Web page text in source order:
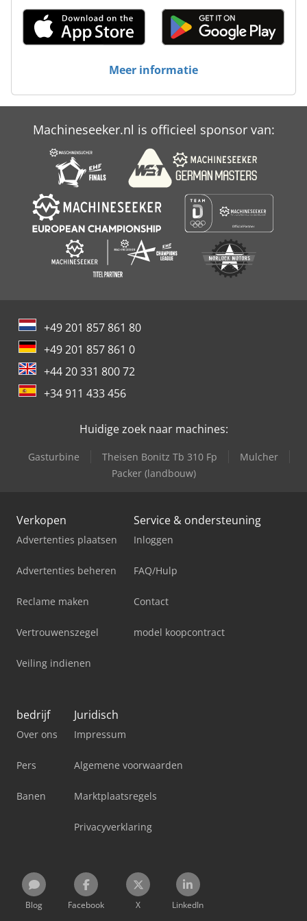
Case Ih Maxxum 140
Case Ih Maxxum 5120
Case Ih Maxxum 5140
Case Ih Mx 135
Case Ih Mx 240
Meer informatie
Machineseeker.nl is officieel sponsor van:
+49 201 857 861 80
+49 201 857 861 0
+44 20 331 800 72
+34 911 433 456
Huidige zoek naar machines:
Gasturbine Theisen Bonitz Tb 310 Fp
Mulcher
Packer (landbouw)
Verkopen
Advertenties plaatsen
Advertenties beheren
Reclame maken
Vertrouwenszegel
Veiling indienen
Service & ondersteuning
Inloggen
FAQ/Hulp
Contact
model koopcontract
bedrijf
Over ons
Pers
Banen
Juridisch
Impressum
Algemene voorwaarden
Marktplaatsregels
Privacyverklaring
Blog Facebook X LinkedIn